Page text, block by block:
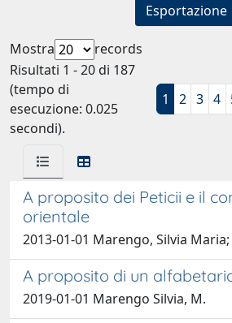
Esportazione
Mostra
records
Risultati 1 - 20 di 187
(tempo di
esecuzione: 0.025
secondi).
1 2 3 4
A proposito dei Peticii e il
orientale
2013-01-01 Marengo, Silvia
A proposito di un
2019-01-01 Marengo Silvia, M.